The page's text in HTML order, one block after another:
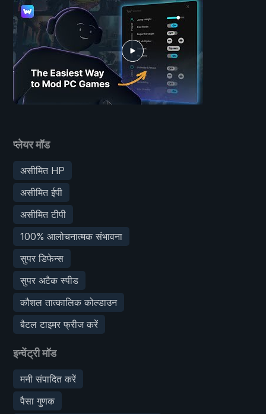
प्लेयर मॉड
असीमित HP
असीमित ईपी
असीमित टीपी
100% आलोचनात्मक संभावना
सुपर डिफेन्स
सुपर अटैक स्पीड
कौशल तात्कालिक कोल्डाउन
बैटल टाइमर फ्रीज करें
इन्वेंट्री मॉड
मनी संपादित करें
पैसा गुणक